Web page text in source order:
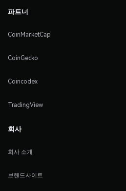
파트너
CoinMarketCap
CoinGecko
Coincodex
TradingView
회사
회사 소개
브랜드사이트